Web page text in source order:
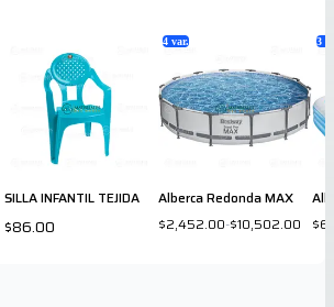
SILLA INFANTIL TEJIDA
$86.00
4 var.
Alberca Redonda MAX
$2,452.00-$10,502.00
3